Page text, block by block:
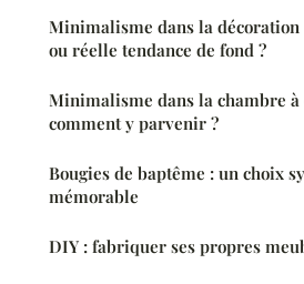
Minimalisme dans la décoration
ou réelle tendance de fond ?
Minimalisme dans la chambre à
comment y parvenir ?
Bougies de baptême : un choix
mémorable
DIY : fabriquer ses propres